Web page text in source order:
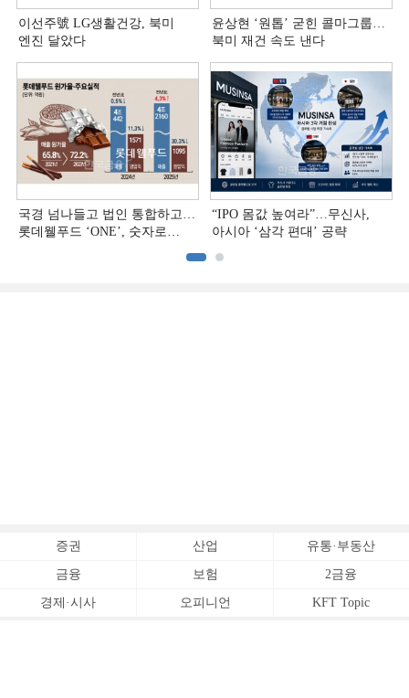
이선주號 LG생활건강, 북미
엔진 달았다
윤상현 ‘원톱ʼ 굳힌 콜마그룹…
북미 재건 속도 낸다
국경 넘나들고 법인 통합하고…
롯데웰푸드 ‘ONE’, 숫자로
“IPO 몸값 높여라”…무신사,
아시아 ‘삼각 편대’ 공략
증권 산업 유통·부동산
금융 보험 2금융
경제·시사 오피니언 KFT Topic